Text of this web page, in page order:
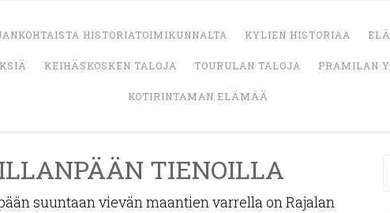
HISTORIATOIMIKUNNALTA KYLIEN HISTORIAA
KEIHÄSKOSKEN TALOJA TOURULAN TALOJA PRAMILAN
KOTIRINTAMAN ELÄMÄÄ
TIENOILLA
suuntaan vievän maantien varrella on Rajalan